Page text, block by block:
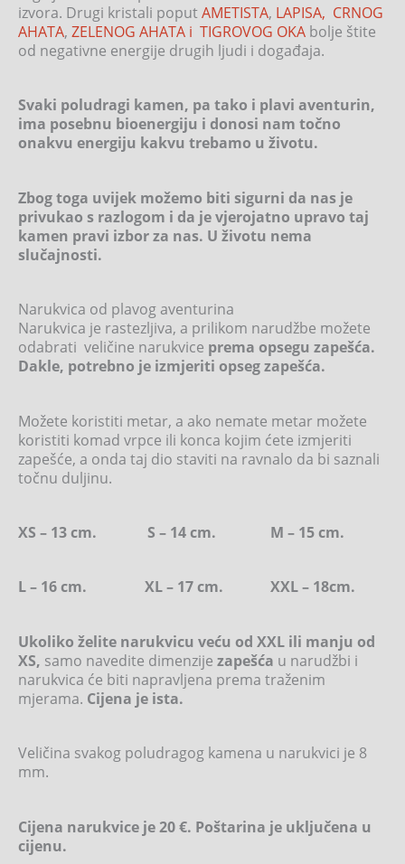
izvora. Drugi kristali poputAMETISTA, LAPISA, CRNOG
AHATA, ZELENOG AHATA i TIGROVOG OKA bolje štite
od negativne energije drugih ljudi i događaja.
Svaki poludragi kamen, pa tako i plavi aventurin,
ima posebnu bioenergiju i donosi nam točno
onakvu energiju kakvu trebamo u životu.
Zbog toga uvijek možemo biti sigurni da nas je
privukao s razlogom i da je vjerojatno upravo taj
kamen pravi izbor za nas. U životu nema
slučajnosti.
Narukvica od plavog aventurina
Narukvica je rastezljiva, a prilikom narudžbe možete
odabrati veličine narukvice prema opsegu zapešća.
Dakle, potrebno je izmjeriti opseg zapešća.
Možete koristiti metar, a ako nemate metar možete
koristiti komad vrpce ili konca kojim ćete izmjeriti
zapešće, a onda taj dio staviti na ravnalo da bi saznali
točnu duljinu.
XS – 13 cm. S – 14 cm. M – 15 cm.
L – 16 cm. XL – 17 cm. XXL – 18cm.
Ukoliko želite narukvicu veću od XXL ili manju od
XS, samo navedite dimenzije zapešća u narudžbi i
narukvica će biti napravljena prema traženim
mjerama. Cijena je ista.
Veličina svakog poludragog kamena u narukvici je 8
mm.
Cijena narukvice je 20 €. Poštarina je uključena u
cijenu.